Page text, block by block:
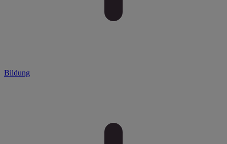
Bildung